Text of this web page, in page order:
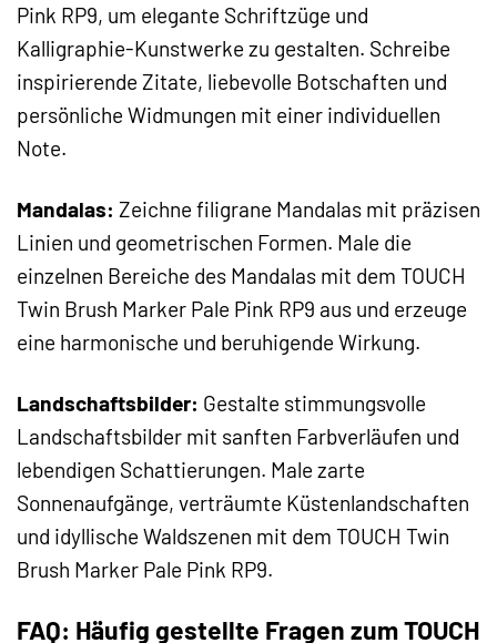
Pink RP9, um elegante Schriftzüge und
Kalligraphie-Kunstwerke zu gestalten. Schreibe
inspirierende Zitate, liebevolle Botschaften und
persönliche Widmungen mit einer individuellen
Note.
Mandalas: Zeichne filigrane Mandalas mit präzisen
Linien und geometrischen Formen. Male die
einzelnen Bereiche des Mandalas mit dem TOUCH
Twin Brush Marker Pale Pink RP9 aus und erzeuge
eine harmonische und beruhigende Wirkung.
Landschaftsbilder: Gestalte stimmungsvolle
Landschaftsbilder mit sanften Farbverläufen und
lebendigen Schattierungen. Male zarte
Sonnenaufgänge, verträumte Küstenlandschaften
und idyllische Waldszenen mit dem TOUCH Twin
Brush Marker Pale Pink RP9.
FAQ: Häufig gestellte Fragen zum TOUCH